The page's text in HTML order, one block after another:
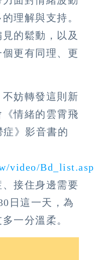
理解與支持。
的鬆動，以及
更有同理、更
妨轉發這則新
情緒的雲霄飛
》影音書的
video/Bd_list.asp
接住身邊需要
日這一天，為
一分溫柔。